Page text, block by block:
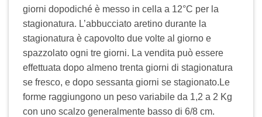
giorni dopodiché è messo in cella a 12°C per la
stagionatura. L’abbucciato aretino durante la
stagionatura è capovolto due volte al giorno e
spazzolato ogni tre giorni. La vendita può essere
effettuata dopo almeno trenta giorni di stagionatura
se fresco, e dopo sessanta giorni se stagionato.Le
forme raggiungono un peso variabile da 1,2 a 2 Kg
con uno scalzo generalmente basso di 6/8 cm.